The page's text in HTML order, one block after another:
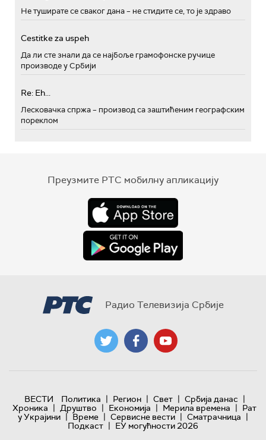
Не туширате се сваког дана – не стидите се, то је здраво
Cestitke za uspeh
Да ли сте знали да се најбоље грамофонске ручице
производе у Србији
Re: Eh...
Лесковачка спржа – производ са заштићеним географским
пореклом
Преузмите РТС мобилну апликацију
Радио Телевизија Србије
ВЕСТИ Политика | Регион | Свет | Србија данас |
Хроника | Друштво | Економија | Мерила времена | Рат
у Украјини | Време | Сервисне вести | Сматрачница |
Подкаст | ЕУ могућности 2026